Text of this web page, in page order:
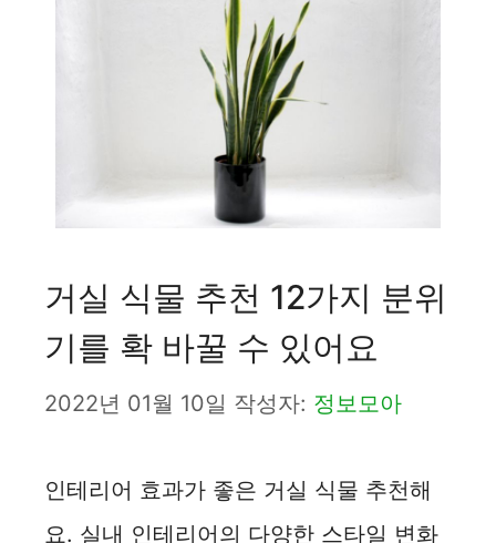
거실 식물 추천 12가지 분위
기를 확 바꿀 수 있어요
2022년 01월 10일 작성자: 정보모아
인테리어 효과가 좋은 거실 식물 추천해
요. 실내 인테리어의 다양한 스타일 변화